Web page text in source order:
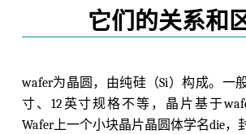
它们的关系和
wafer为晶圆，由纯硅（Si）构成。一
寸、12英寸规格不等，晶片基于
Wafer上一个小块晶片晶圆体学名die，